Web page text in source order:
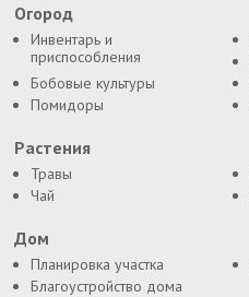
Огород
Инвентарь и
приспособления
Бобовые культуры
Помидоры
Растения
Травы
Чай
Дом
Планировка участка
Благоустройство дома